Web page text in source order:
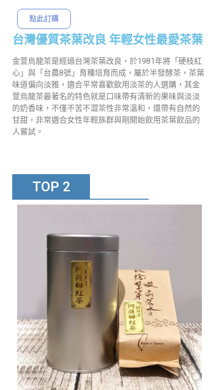
點此訂購
台灣優質茶葉改良 年輕女性最愛茶葉
金萱烏龍茶是經過台灣茶葉改良，於1981年將「硬枝紅
心」與「台農8號」育種培育而成，屬於半發酵茶，茶葉
味道偏向淡雅，適合平常喜歡飲用淡茶的人選購，其金
萱烏龍茶最著名的特色就是口味帶有清新的果味與淡淡
的奶香味，不僅不苦不澀茶性非常溫和，還帶有自然的
甘甜，非常適合女性年輕族群與剛開始飲用茶葉飲品的
人嘗試。
TOP 2